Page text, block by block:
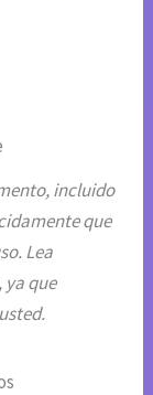
incluido
que
Lea
que